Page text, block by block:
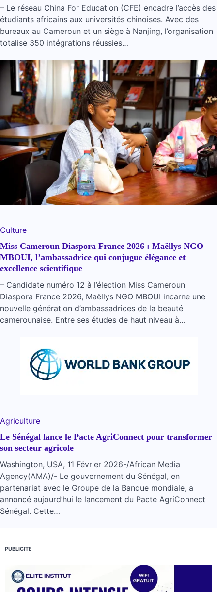
– Le réseau China For Education (CFE) encadre l’accès des
étudiants africains aux universités chinoises. Avec des
bureaux au Cameroun et un siège à Nanjing, l’organisation
totalise 350 intégrations réussies…
Culture
Miss Cameroun Diaspora France 2026 : Maëllys NGO
MBOUI, l’ambassadrice qui conjugue élégance et
excellence scientifique
– Candidate numéro 12 à l’élection Miss Cameroun
Diaspora France 2026, Maëllys NGO MBOUI incarne une
nouvelle génération d’ambassadrices de la beauté
camerounaise. Entre ses études de haut niveau à…
Agriculture
Le Sénégal lance le Pacte AgriConnect pour transformer
son secteur agricole
Washington, USA, 11 Février 2026-/African Media
Agency(AMA)/- Le gouvernement du Sénégal, en
partenariat avec le Groupe de la Banque mondiale, a
annoncé aujourd’hui le lancement du Pacte AgriConnect
Sénégal. Cette…
PUBLICITE